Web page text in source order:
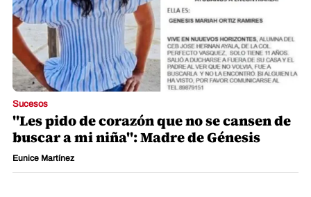
Sucesos
"Les pido de corazón que no se cansen de
buscar a mi niña": Madre de Génesis
Eunice Martínez